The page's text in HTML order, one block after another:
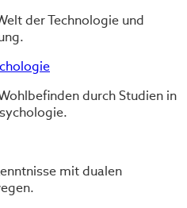
der Technologie und
durch Studien in
mit dualen